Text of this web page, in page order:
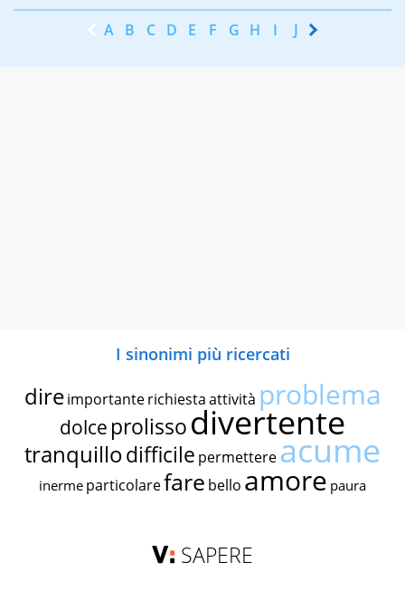
A B C D E F G H I J K
I sinonimi più ricercati
dire importante richiestaattività problema
dolce prolissodivertente
tranquillodifficile permettereacume
inerme particolarefare bello amore paura
SAPERE